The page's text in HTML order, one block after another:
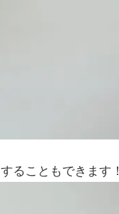
ることもできます！